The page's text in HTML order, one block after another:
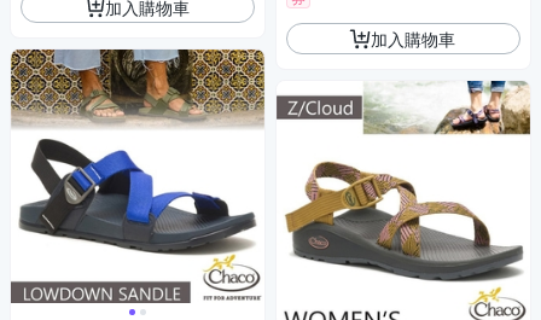
加入購物車
加入購物車